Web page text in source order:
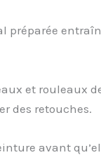
préparée
et rouleaux
des retouches.
avant